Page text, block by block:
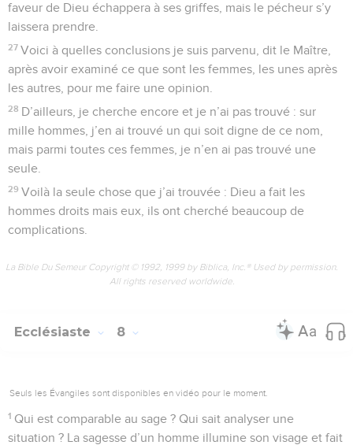
faveur de Dieu échappera à ses griffes, mais le pécheur s’y
laissera prendre.
27 Voici à quelles conclusions je suis parvenu, dit le Maître,
après avoir examiné ce que sont les femmes, les unes après
les autres, pour me faire une opinion.
28 D’ailleurs, je cherche encore et je n’ai pas trouvé : sur
mille hommes, j’en ai trouvé un qui soit digne de ce nom,
mais parmi toutes ces femmes, je n’en ai pas trouvé une
seule.
29 Voilà la seule chose que j’ai trouvée : Dieu a fait les
hommes droits mais eux, ils ont cherché beaucoup de
complications.
La Bible Du Semeur Copyright © 1992, 1999 by Biblica, Inc.® Used by permission.
All rights reserved worldwide.
Ecclésiaste 8
Seuls les Évangiles sont disponibles en vidéo pour le moment.
1 Qui est comparable au sage ? Qui sait analyser une
situation ? La sagesse d’un homme illumine son visage et fait